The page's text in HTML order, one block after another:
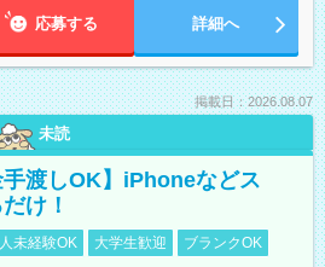
応募する 詳細へ
掲載日：2026.08.07
未読
手渡しOK】iPhoneなどス
け！
未経験OK 大学生歓迎
ブランクOK